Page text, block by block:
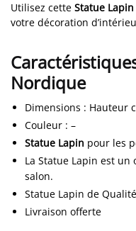
Utilisez cette Statue
votre décoration
Nordique
Dimensions : Hauteur
Couleur : –
Statue Lapin pour les
La Statue Lapin est
salon.
Statue Lapin de
Livraison offerte